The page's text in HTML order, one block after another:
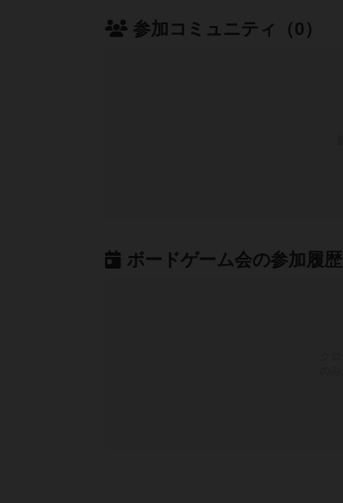
参加コミュニティ（0）
ボードゲーム会の参加履歴